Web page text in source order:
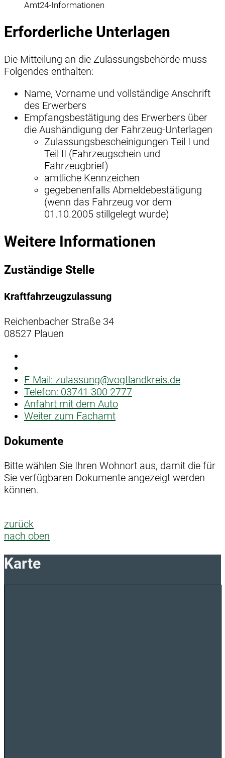
Amt24-Informationen
Erforderliche Unterlagen
Die Mitteilung an die Zulassungsbehörde muss
Folgendes enthalten:
Name, Vorname und vollständige Anschrift
des Erwerbers
Empfangsbestätigung des Erwerbers über
die Aushändigung der Fahrzeug-Unterlagen
Zulassungsbescheinigungen Teil I und
Teil II (Fahrzeugschein und
Fahrzeugbrief)
amtliche Kennzeichen
gegebenenfalls Abmeldebestätigung
(wenn das Fahrzeug vor dem
01.10.2005 stillgelegt wurde)
Weitere Informationen
Zuständige Stelle
Kraftfahrzeugzulassung
Reichenbacher Straße 34
08527 Plauen
E-Mail: zulassung@vogtlandkreis.de
Telefon: 03741 300 2777
Anfahrt mit dem Auto
Weiter zum Fachamt
Dokumente
Bitte wählen Sie Ihren Wohnort aus, damit die für
Sie verfügbaren Dokumente angezeigt werden
können.
zurück
nach oben
Karte